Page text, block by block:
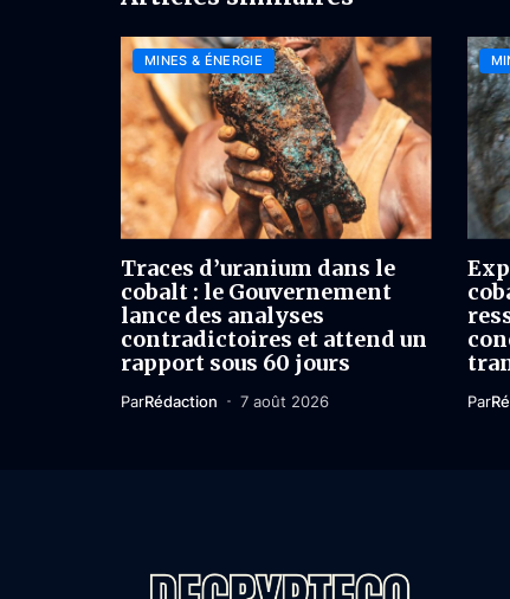
MINES & ÉNERGIE
Traces d’uranium dans le
cobalt : le Gouvernement
lance des analyses
contradictoires et attend un
rapport sous 60 jours
ParRédaction 7 août 2026 Par